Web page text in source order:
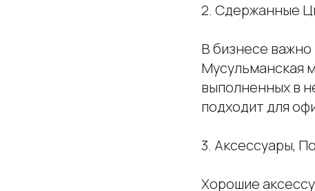
2. Сдержанные
В бизнесе
Мусульманская
выполненных в
подходит для
3. Аксессуары,
Хорошие